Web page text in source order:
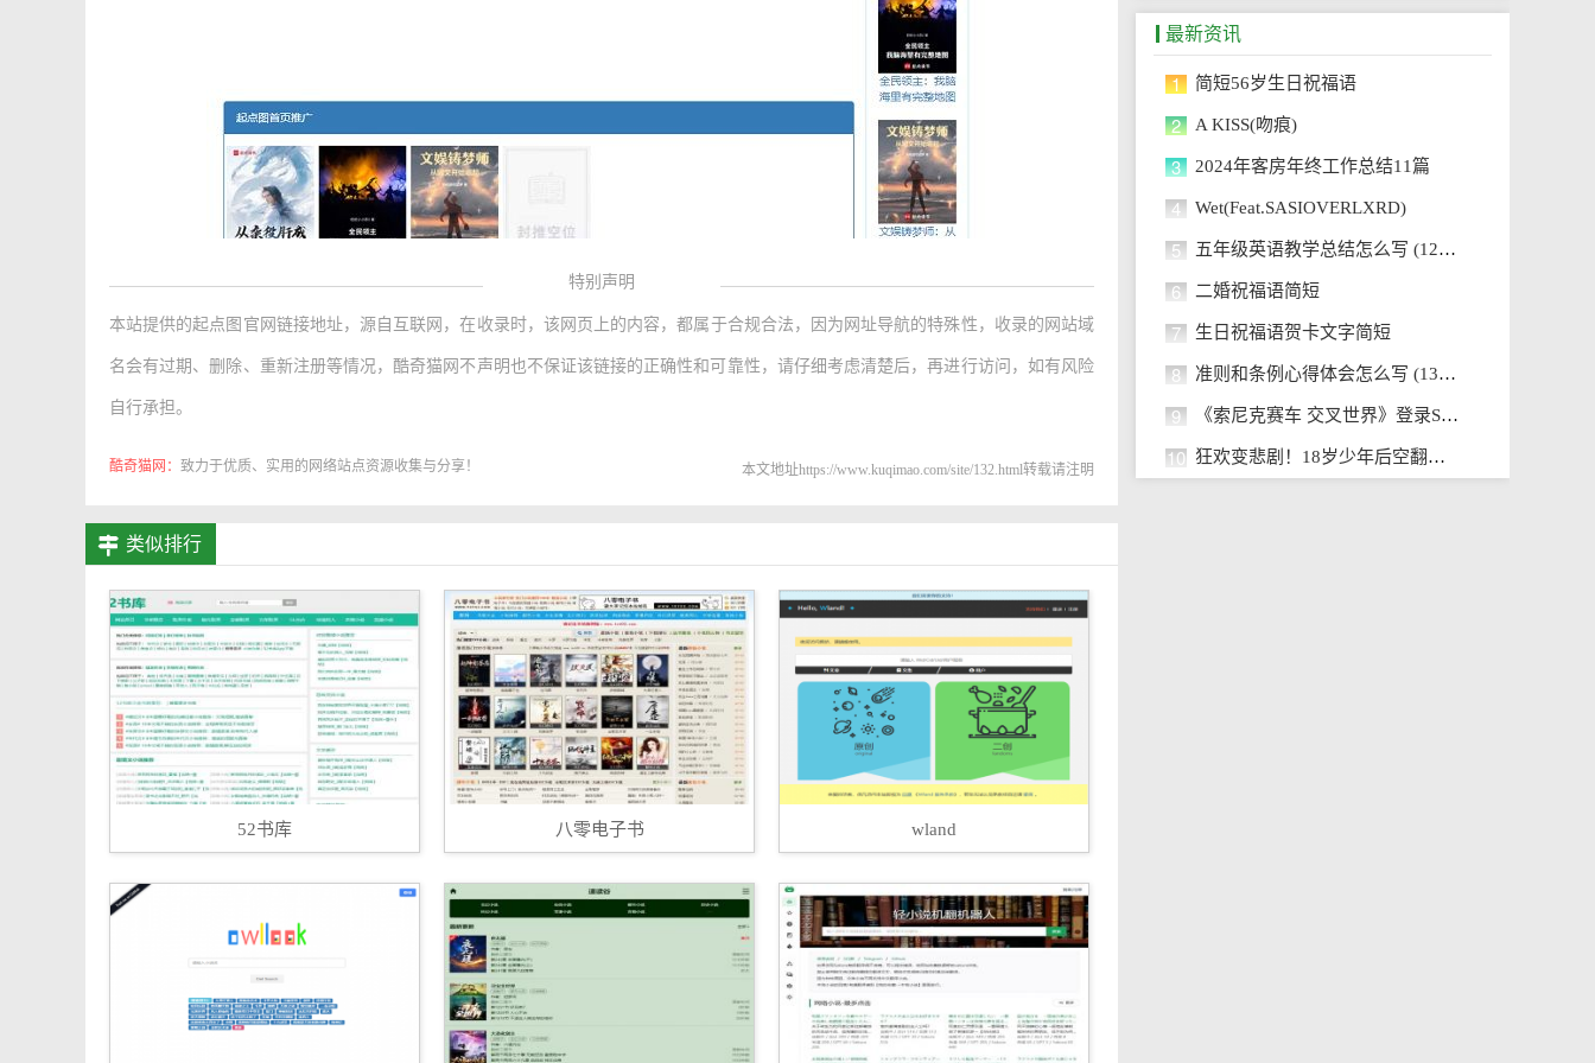
特别声明
本站提供的起点图官网链接地址，源自互联网，在收录时，该网页上的内容，都属于合规合法，因为网址导航的特殊性，收录的网站域
名会有过期、删除、重新注册等情况，酷奇猫网不声明也不保证该链接的正确性和可靠性，请仔细考虑清楚后，再进行访问，如有风险
自行承担。
酷奇猫网： 致力于优质、实用的网络站点资源收集与分享！ 本文地址https://www.kuqimao.com/site/132.html转载请注明
类似排行
52书库 八零电子书 wland
最新资讯
1 简短56岁生日祝福语
2 A KISS(吻痕)
3 2024年客房年终工作总结11篇
4 Wet(Feat.SASIOVERLXRD)
5 五年级英语教学总结怎么写 (12篇）
6 二婚祝福语简短
7 生日祝福语贺卡文字简短
8 准则和条例心得体会怎么写 (13篇）
9 《索尼克赛车 交叉世界》登录Steam
10 狂欢变悲剧！18岁少年后空翻夺命